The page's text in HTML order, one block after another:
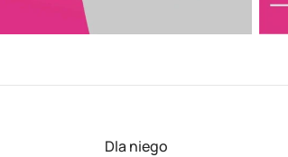
Dla niego